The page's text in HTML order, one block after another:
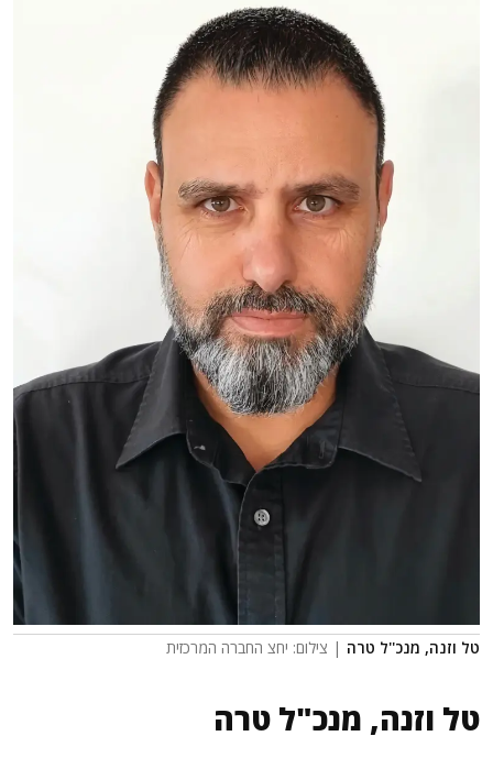
טל וזנה, מנכ''ל טרה | צילום: יחצ החברה המרכזית
טל וזנה, מנכ"ל טרה